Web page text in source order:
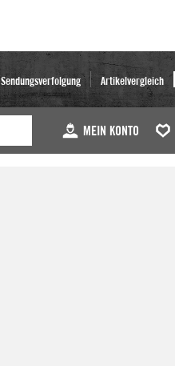
Sendungsverfolgung Artikelvergleich
MEIN KONTO